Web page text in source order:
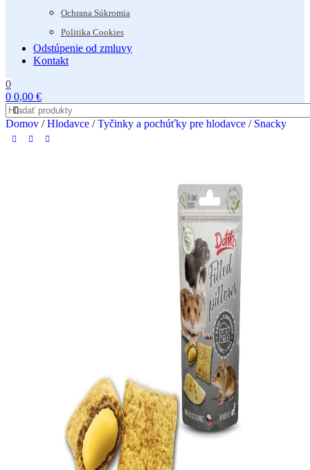
Ochrana Súkromia
Politika Cookies
Odstúpenie od zmluvy
Kontakt
0
0 0,00 €
Domov / Hlodavce / Tyčinky a pochúťky pre hlodavce / Snacky